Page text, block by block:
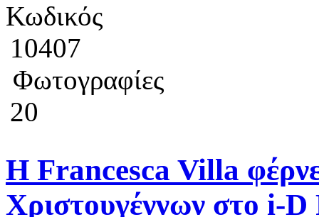
Κωδικός
10407
Φωτογραφίες
20
Η Francesca Villa
Χριστουγέννων στο i-